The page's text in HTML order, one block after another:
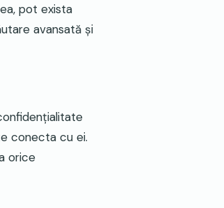
pot exista
avansată și
conecta cu ei.
orice